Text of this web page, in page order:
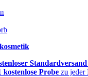
Standardversand
kostenlose Probe zu jeder